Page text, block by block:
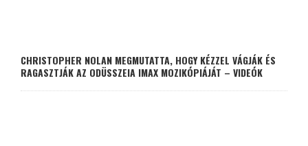
CHRISTOPHER NOLAN MEGMUTATTA, HOGY KÉZZEL VÁGJÁK ÉS
RAGASZTJÁK AZ ODÜSSZEIA IMAX MOZIKÓPIÁJÁT – VIDEÓK